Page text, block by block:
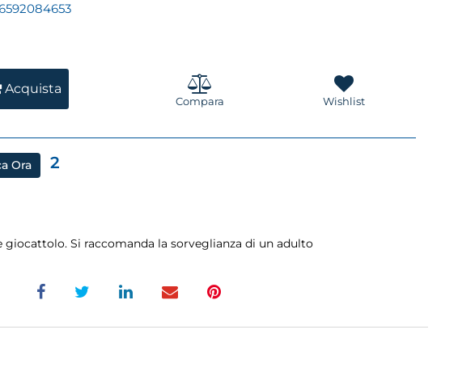
Acquista
Compara Wishlist
Ora 2
giocattolo. Si raccomanda la sorveglianza di un adulto